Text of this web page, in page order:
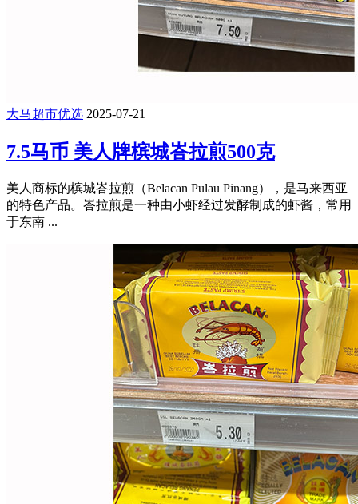
大马超市优选 2025-07-21
7.5马币 美人牌槟城峇拉煎500克
美人商标的槟城峇拉煎（Belacan Pulau Pinang），是马来西亚
的特色产品。峇拉煎是一种由小虾经过发酵制成的虾酱，常用
于东南 ...